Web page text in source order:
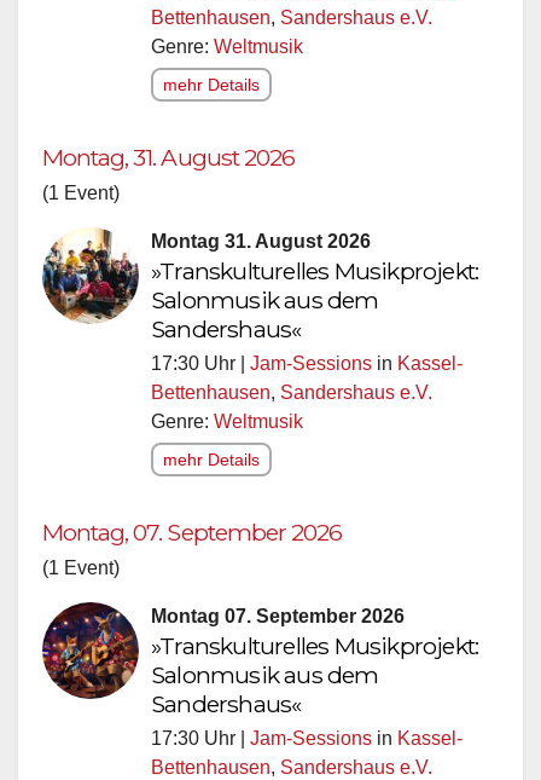
Bettenhausen, Sandershaus e.V.
Genre: Weltmusik
mehr Details
Montag, 31. August 2026
(1 Event)
Montag 31. August 2026
»Transkulturelles Musikprojekt:
Salonmusik aus dem
Sandershaus«
17:30 Uhr | Jam-Sessions in Kassel-
Bettenhausen, Sandershaus e.V.
Genre: Weltmusik
mehr Details
Montag, 07. September 2026
(1 Event)
Montag 07. September 2026
»Transkulturelles Musikprojekt:
Salonmusik aus dem
Sandershaus«
17:30 Uhr | Jam-Sessions in Kassel-
Bettenhausen, Sandershaus e.V.